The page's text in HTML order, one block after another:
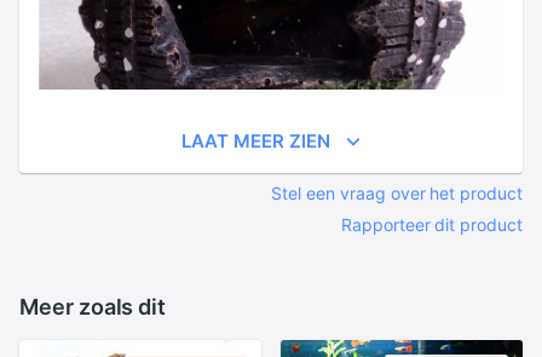
LAAT MEER ZIEN
Stel een vraag over het product
Rapporteer dit product
Meer zoals dit